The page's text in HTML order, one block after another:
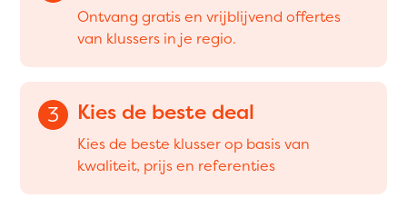
Ontvang gratis en vrijblijvend offertes
van klussers in je regio.
3 Kies de beste deal
Kies de beste klusser op basis van
kwaliteit, prijs en referenties